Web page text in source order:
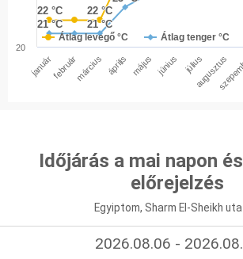
22 °C
22 °C 22 °C
22 °C
21 °C
21 °C 21 °C
21 °C
Átlag levegő °C Átlag tenger °C
januárfebruármárcius április május június júliusaugusztus
20
Időjárás a mai napon
előrejelzés
Egyiptom, Sharm El-Sheikh
2026.08.06 -